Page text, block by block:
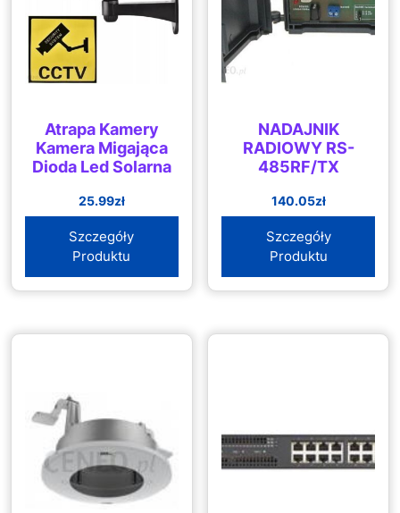
Atrapa Kamery
Kamera Migająca
Dioda Led Solarna
25.99zł
Szczegóły
Produktu
NADAJNIK
RADIOWY RS-
485RF/TX
140.05zł
Szczegóły
Produktu